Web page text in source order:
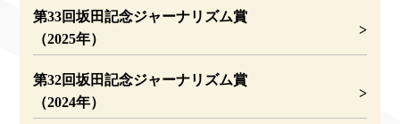
駅周辺には点々と死体が転がっていた。毎日新聞
広島支局のある市中心部の大手町3（現中区大手町
2）まで、2㌔余の道のりだ。太田川を渡っていく
が、川面には死体が浮かびながら流れていた。「私
は膝ががくがくふるえていた。かつての繁華街も全
第33回坂田記念ジャーナリズム賞
（2025年）
第32回坂田記念ジャーナリズム賞
（2024年）